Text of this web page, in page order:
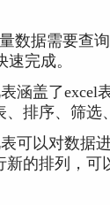
数据需要查
完成。
涵盖了excel
排序、筛选
可以对数据
新的排列，可